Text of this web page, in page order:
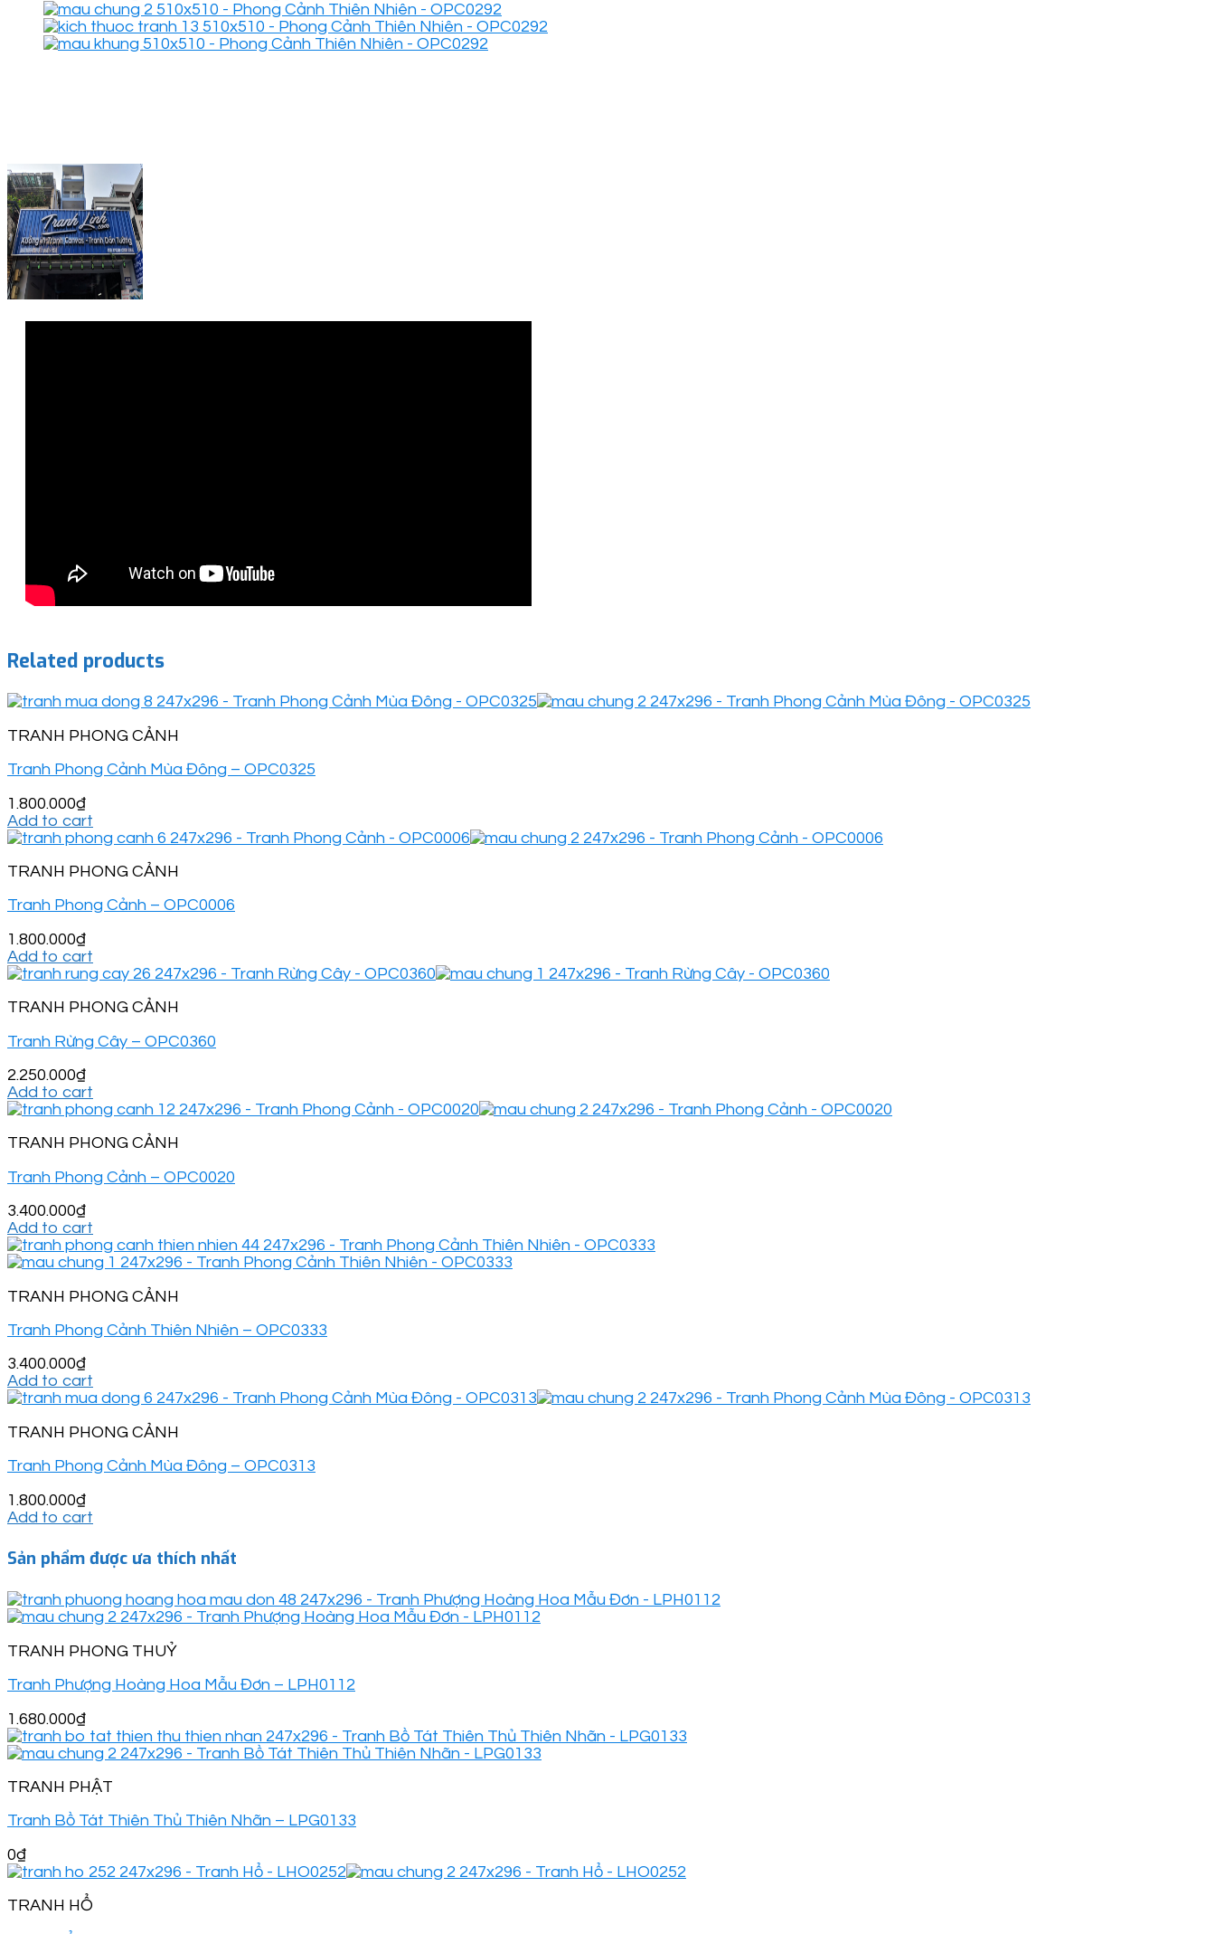
Related products
TRANH PHONG CẢNH
Tranh Phong Cảnh Mùa Đông – OPC0325
1.800.000₫
Add to cart
TRANH PHONG CẢNH
Tranh Phong Cảnh – OPC0006
1.800.000₫
Add to cart
TRANH PHONG CẢNH
Tranh Rừng Cây – OPC0360
2.250.000₫
Add to cart
TRANH PHONG CẢNH
Tranh Phong Cảnh – OPC0020
3.400.000₫
Add to cart
TRANH PHONG CẢNH
Tranh Phong Cảnh Thiên Nhiên – OPC0333
3.400.000₫
Add to cart
TRANH PHONG CẢNH
Tranh Phong Cảnh Mùa Đông – OPC0313
1.800.000₫
Add to cart
Sản phẩm được ưa thích nhất
TRANH PHONG THUỶ
Tranh Phượng Hoàng Hoa Mẫu Đơn – LPH0112
1.680.000₫
TRANH PHẬT
Tranh Bồ Tát Thiên Thủ Thiên Nhãn – LPG0133
0₫
TRANH HỔ